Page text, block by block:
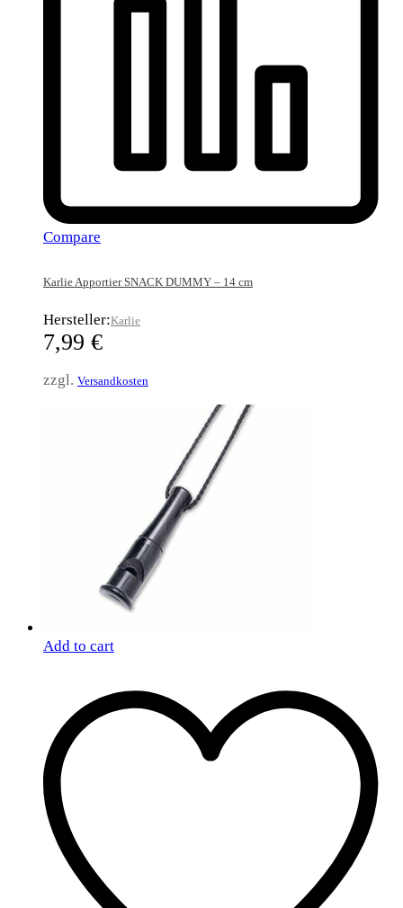
Compare
Karlie Apportier SNACK DUMMY – 14 cm
Hersteller:Karlie
7,99 €
zzgl. Versandkosten
Add to cart